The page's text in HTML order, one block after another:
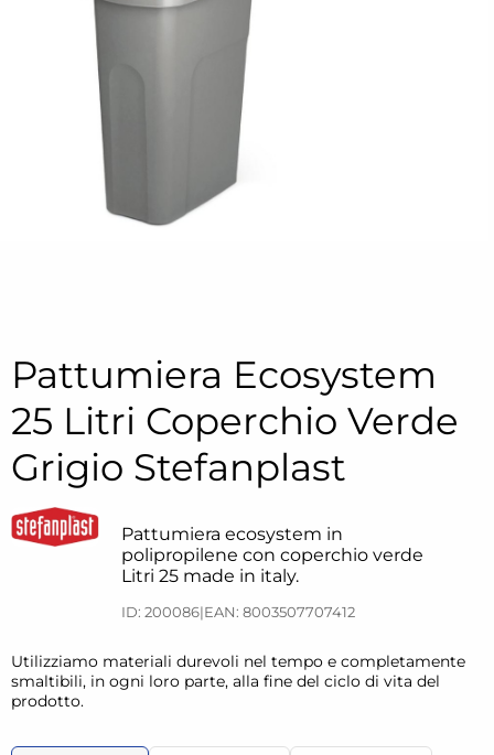
Pattumiera Ecosystem
25 Litri Coperchio Verde
Grigio Stefanplast
Pattumiera ecosystem in
polipropilene con coperchio verde
Litri 25 made in italy.
ID: 200086|EAN: 8003507707412
Utilizziamo materiali durevoli nel tempo e completamente
smaltibili, in ogni loro parte, alla fine del ciclo di vita del
prodotto.